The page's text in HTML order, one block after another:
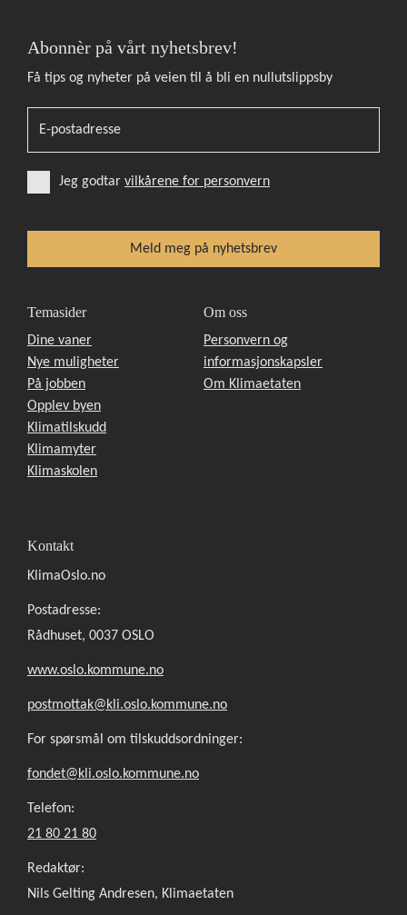
Abonnèr på vårt nyhetsbrev!
Få tips og nyheter på veien til å bli en nullutslippsby
Jeg godtar vilkårene for personvern
Temasider
Dine vaner
Nye muligheter
På jobben
Opplev byen
Klimatilskudd
Klimamyter
Klimaskolen
Om oss
Personvern og
informasjonskapsler
Om Klimaetaten
Kontakt
KlimaOslo.no
Postadresse:
Rådhuset, 0037 OSLO
www.oslo.kommune.no
postmottak@kli.oslo.kommune.no
For spørsmål om tilskuddsordninger:
fondet@kli.oslo.kommune.no
Telefon:
21 80 21 80
Redaktør:
Nils Gelting Andresen, Klimaetaten